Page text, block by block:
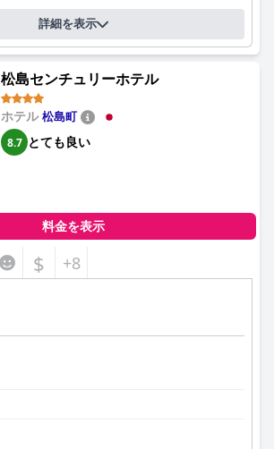
詳細を表示
松島センチュリーホテル
ホテル松島町
8.7 とても良い
料金を表示
$ +8